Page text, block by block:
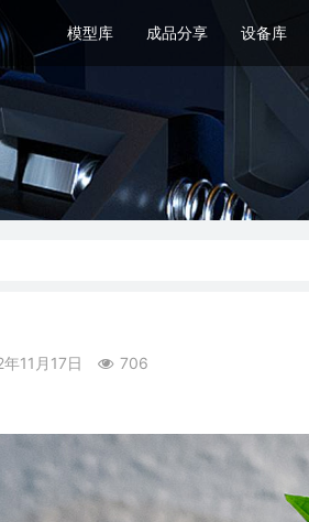
模型库 成品分享 设备库
11月17日 706